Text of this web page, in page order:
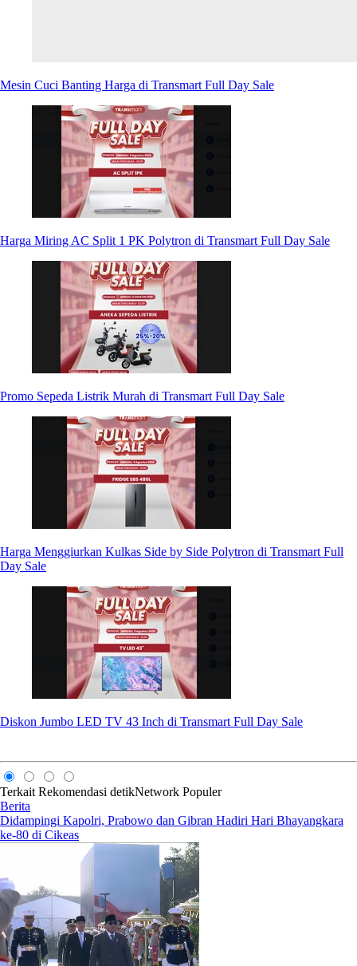
Mesin Cuci Banting Harga di Transmart Full Day Sale
Harga Miring AC Split 1 PK Polytron di Transmart Full Day Sale
Promo Sepeda Listrik Murah di Transmart Full Day Sale
Harga Menggiurkan Kulkas Side by Side Polytron di Transmart Full
Day Sale
Diskon Jumbo LED TV 43 Inch di Transmart Full Day Sale
Terkait Rekomendasi detikNetwork Populer
Berita
Didampingi Kapolri, Prabowo dan Gibran Hadiri Hari Bhayangkara
ke-80 di Cikeas